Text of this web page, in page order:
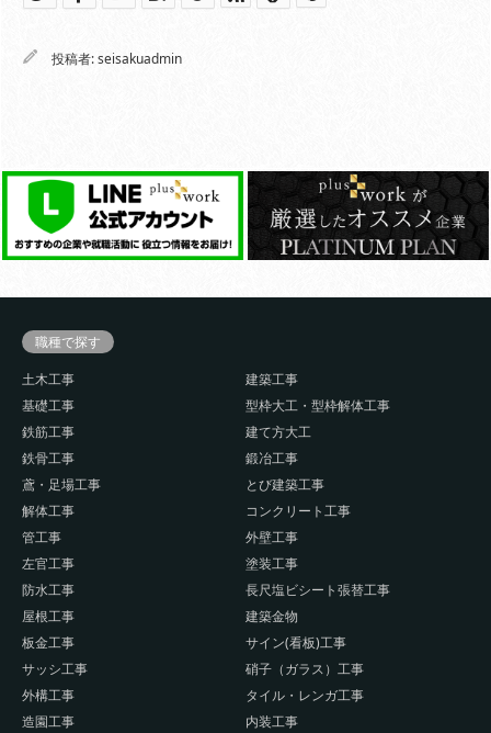
投稿者:seisakuadmin
職種で探す
土木工事
建築工事
基礎工事
型枠大工・型枠解体工事
鉄筋工事
建て方大工
鉄骨工事
鍛冶工事
鳶・足場工事
とび建築工事
解体工事
コンクリート工事
管工事
外壁工事
左官工事
塗装工事
防水工事
長尺塩ビシート張替工事
屋根工事
建築金物
板金工事
サイン(看板)工事
サッシ工事
硝子（ガラス）工事
外構工事
タイル・レンガ工事
造園工事
内装工事